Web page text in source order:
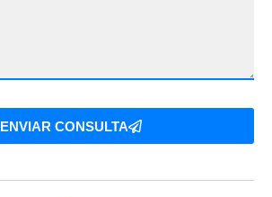
ENVIAR CONSULTA